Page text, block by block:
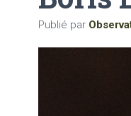
Publié par